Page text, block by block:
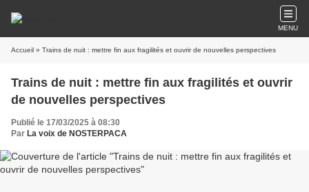
MENU
Accueil » Trains de nuit : mettre fin aux fragilités et ouvrir de nouvelles perspectives
Trains de nuit : mettre fin aux fragilités et ouvrir
de nouvelles perspectives
Publié le 17/03/2025 à 08:30
Par La voix de NOSTERPACA